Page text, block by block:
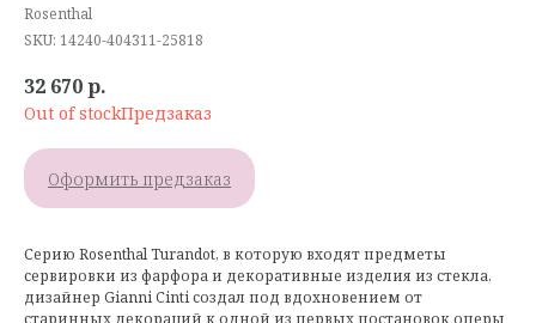
Rosenthal
SKU: 14240-404311-25818
32 670р.
Out of stock
Оформить предзаказ
Серию Rosenthal Turandot, в которую входят предметы
сервировки из фарфора и декоративные изделия из стекла,
дизайнер Gianni Cinti создал под вдохновением от